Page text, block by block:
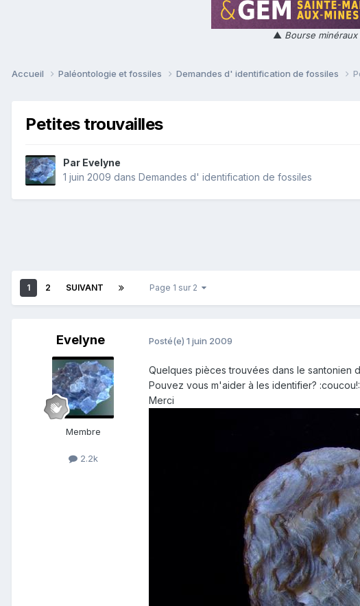
▲ Bourse
Accueil Paléontologie et fossiles Demandes d' identification de fossiles
Petites trouvailles
Par Evelyne
1 juin 2009 dans Demandes d' identification de fossiles
1 2 SUIVANT Page 1 sur 2
Evelyne
Membre
2.2k
Posté(e) 1 juin 2009
Quelques pièces trouvées dans le santonien
Pouvez vous m'aider à les identifier? :coucou!:
Merci